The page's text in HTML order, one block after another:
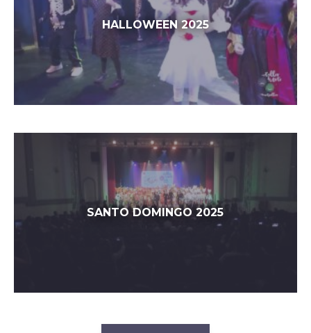
HALLOWEEN 2025
SANTO DOMINGO 2025